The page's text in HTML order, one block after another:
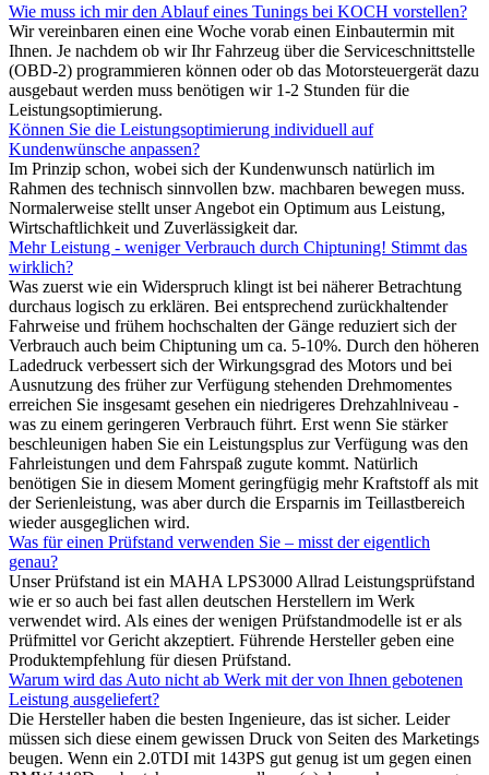
Wie muss ich mir den Ablauf eines Tunings bei KOCH vorstellen?
Wir vereinbaren einen eine Woche vorab einen Einbautermin mit
Ihnen. Je nachdem ob wir Ihr Fahrzeug über die Serviceschnittstelle
(OBD-2) programmieren können oder ob das Motorsteuergerät dazu
ausgebaut werden muss benötigen wir 1-2 Stunden für die
Leistungsoptimierung.
Können Sie die Leistungsoptimierung individuell auf
Kundenwünsche anpassen?
Im Prinzip schon, wobei sich der Kundenwunsch natürlich im
Rahmen des technisch sinnvollen bzw. machbaren bewegen muss.
Normalerweise stellt unser Angebot ein Optimum aus Leistung,
Wirtschaftlichkeit und Zuverlässigkeit dar.
Mehr Leistung - weniger Verbrauch durch Chiptuning! Stimmt das
wirklich?
Was zuerst wie ein Widerspruch klingt ist bei näherer Betrachtung
durchaus logisch zu erklären. Bei entsprechend zurückhaltender
Fahrweise und frühem hochschalten der Gänge reduziert sich der
Verbrauch auch beim Chiptuning um ca. 5-10%. Durch den höheren
Ladedruck verbessert sich der Wirkungsgrad des Motors und bei
Ausnutzung des früher zur Verfügung stehenden Drehmomentes
erreichen Sie insgesamt gesehen ein niedrigeres Drehzahlniveau -
was zu einem geringeren Verbrauch führt. Erst wenn Sie stärker
beschleunigen haben Sie ein Leistungsplus zur Verfügung was den
Fahrleistungen und dem Fahrspaß zugute kommt. Natürlich
benötigen Sie in diesem Moment geringfügig mehr Kraftstoff als mit
der Serienleistung, was aber durch die Ersparnis im Teillastbereich
wieder ausgeglichen wird.
Was für einen Prüfstand verwenden Sie – misst der eigentlich
genau?
Unser Prüfstand ist ein MAHA LPS3000 Allrad Leistungsprüfstand
wie er so auch bei fast allen deutschen Herstellern im Werk
verwendet wird. Als eines der wenigen Prüfstandmodelle ist er als
Prüfmittel vor Gericht akzeptiert. Führende Hersteller geben eine
Produktempfehlung für diesen Prüfstand.
Warum wird das Auto nicht ab Werk mit der von Ihnen gebotenen
Leistung ausgeliefert?
Die Hersteller haben die besten Ingenieure, das ist sicher. Leider
müssen sich diese einem gewissen Druck von Seiten des Marketings
beugen. Wenn ein 2.0TDI mit 143PS gut genug ist um gegen einen